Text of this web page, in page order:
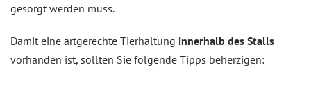
gesorgt werden muss.
Damit eine artgerechte Tierhaltung innerhalb des Stalls
vorhanden ist, sollten Sie folgende Tipps beherzigen: